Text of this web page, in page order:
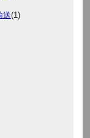
送(1)